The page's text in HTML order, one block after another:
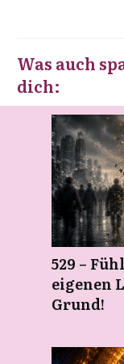
Was auch
dich:
529 –
eigenen
Grund!